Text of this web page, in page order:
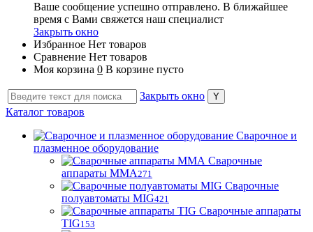
Ваше сообщение успешно отправлено. В ближайшее
время с Вами свяжется наш специалист
Закрыть окно
Избранное Нет товаров
Сравнение Нет товаров
Моя корзина 0 В корзине пусто
Закрыть окно
Каталог товаров
Сварочное и
плазменное оборудование
Сварочные
аппараты MMA271
Сварочные
полуавтоматы MIG421
Сварочные аппараты
TIG153